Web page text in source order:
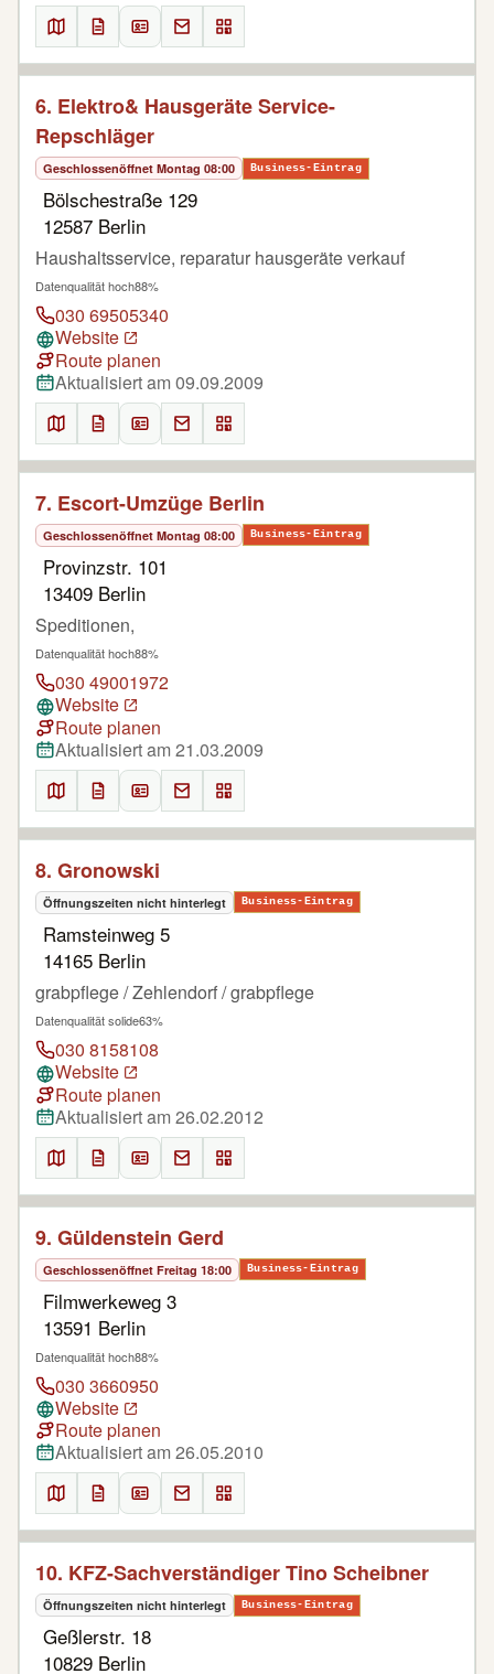
6. Elektro& Hausgeräte Service-
Repschläger
Geschlossenöffnet Montag 08:00 Business-Eintrag
Bölschestraße 129
12587 Berlin
Haushaltsservice, reparatur hausgeräte verkauf
Datenqualität hoch88%
030 69505340
Website
Route planen
Aktualisiert am 09.09.2009
7. Escort-Umzüge Berlin
Geschlossenöffnet Montag 08:00 Business-Eintrag
Provinzstr. 101
13409 Berlin
Speditionen,
Datenqualität hoch88%
030 49001972
Website
Route planen
Aktualisiert am 21.03.2009
8. Gronowski
Öffnungszeiten nicht hinterlegt Business-Eintrag
Ramsteinweg 5
14165 Berlin
grabpflege / Zehlendorf / grabpflege
Datenqualität solide63%
030 8158108
Website
Route planen
Aktualisiert am 26.02.2012
9. Güldenstein Gerd
Geschlossenöffnet Freitag 18:00 Business-Eintrag
Filmwerkeweg 3
13591 Berlin
Datenqualität hoch88%
030 3660950
Website
Route planen
Aktualisiert am 26.05.2010
10. KFZ-Sachverständiger Tino Scheibner
Öffnungszeiten nicht hinterlegt Business-Eintrag
Geßlerstr. 18
10829 Berlin